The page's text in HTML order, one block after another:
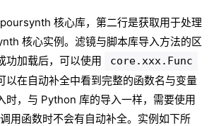
核心库，第二行是获取用于处理
核心实例。滤镜与脚本库导入方法的区
功加载后，可以使用
core.xxx.Func
以在自动补全中看到完整的函数名与变量
时，与 Python 库的导入一样，需要使用
用函数时不会有自动补全。实例如下所